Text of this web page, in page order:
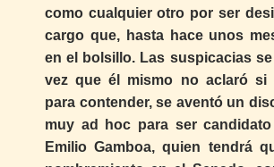
como cualquier otro por ser
cargo que, hasta hace unos
en el bolsillo. Las suspicacias
vez que él mismo no aclaró si
para contender, se aventó un
muy ad hoc para ser
Emilio Gamboa, quien tendrá